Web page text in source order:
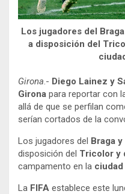
Los jugadores del
a disposición del
Girona .- Diego Lainez y
Girona para reportar con
allá de que se perfilan
serían cortados de la
Los jugadores del Braga
disposición del Tricolor y
campamento en la ciudad
La FIFA establece este